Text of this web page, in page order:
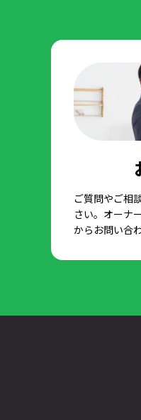
ご質問やご相
さい。オーナ
からお問い合